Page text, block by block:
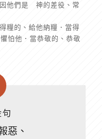
他們是 神的差役、常
糧的、給他納糧．當得
怕他．當恭敬的、恭敬
惡、